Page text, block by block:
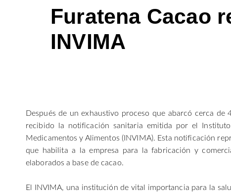
Furatena Cacao
INVIMA
Después de un exhaustivo proceso que abarcó cerca de
recibido la notificación sanitaria emitida por el
Medicamentos y Alimentos (INVIMA). Esta notificación
que habilita a la empresa para la fabricación y
elaborados a base de cacao.
El INVIMA, una institución de vital importancia para la